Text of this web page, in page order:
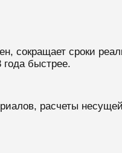
сокращает сроки
быстрее.
расчеты